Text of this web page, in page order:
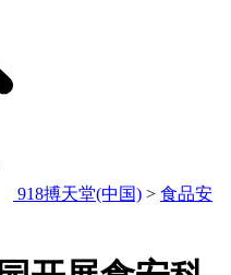
918搏天堂(中国) > 食品安